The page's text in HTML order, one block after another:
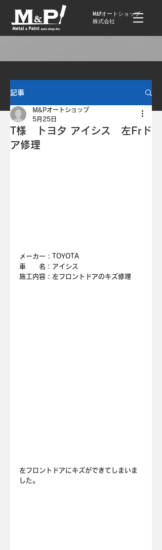
M&Pオートショップ
株式会社
記事
T様 トヨタ アイシス 左Frド
ア修理
M&Pオートショップ
5月25日
メーカー：TOYOTA
車　　名： アイシス
施工内容：左フロントドアのキズ修理
左フロントドアにキズができてしまいま
した。